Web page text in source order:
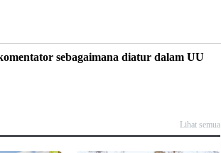
sebagaimana diatur dalam UU
Lihat semua